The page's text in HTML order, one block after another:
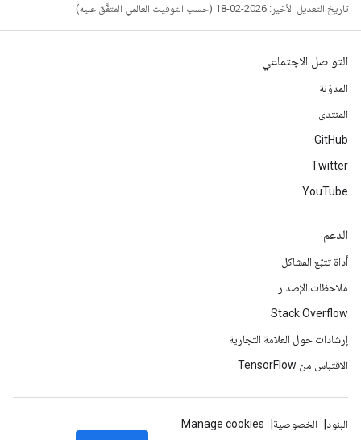
تاريخ التعديل الأخير: 2026-02-18 (حسب التوقيت العالمي المتفَّق عليه)
التواصل الاجتماعي
المدوّنة
المنتدى
GitHub
Twitter
YouTube
الدعم
أداة تتبّع المشاكل
ملاحظات الإصدار
Stack Overflow
إرشادات حول العلامة التجارية
الاقتباس من TensorFlow
البنود الخصوصية
Manage cookies